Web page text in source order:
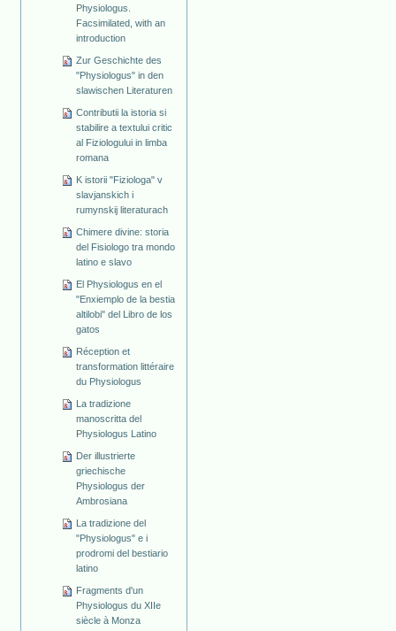
Physiologus.
Facsimilated, with an
introduction
Zur Geschichte des
"Physiologus" in den
slawischen Literaturen
Contributii la istoria si
stabilire a textului critic
al Fiziologului in limba
romana
K istorii "Fiziologa" v
slavjanskich i
rumynskij literaturach
Chimere divine: storia
del Fisiologo tra mondo
latino e slavo
El Physiologus en el
"Enxiemplo de la bestia
altilobi" del Libro de los
gatos
Réception et
transformation littéraire
du Physiologus
La tradizione
manoscritta del
Physiologus Latino
Der illustrierte
griechische
Physiologus der
Ambrosiana
La tradizione del
"Physiologus" e i
prodromi del bestiario
latino
Fragments d'un
Physiologus du XIIe
siècle à Monza